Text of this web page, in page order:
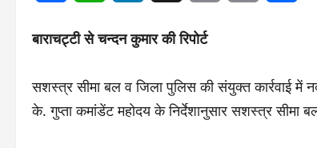
बाराचट्टी से चन्दन कुमार की रिपोर्ट
सशस्त्र सीमा बल व जिला पुलिस की संयुक्त कार्रवाई में
के. गुप्ता कमांडेंट महोदय के निर्देशानुसार सशस्त्र सीमा